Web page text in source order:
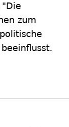
"Die
zum